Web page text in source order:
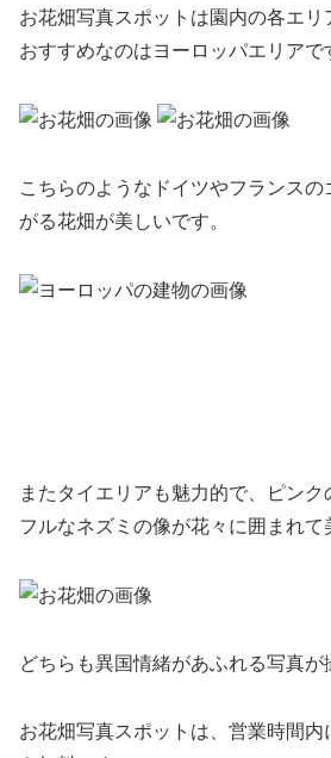
お花畑写真スポットは園内の各エリ
おすすめなのはヨーロッパエリアで
こちらのようなドイツやフランス
がる花畑が美しいです。
またタイエリアも魅力的で、ピン
フルなネズミの像が花々に囲まれて
どちらも異国情緒があふれる写真が
お花畑写真スポットは、営業時間